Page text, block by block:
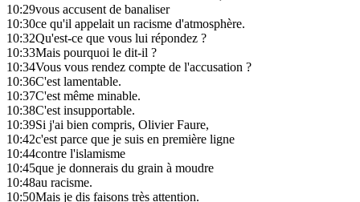
10:29vous accusent de banaliser
10:30ce qu'il appelait un racisme d'atmosphère.
10:32Qu'est-ce que vous lui répondez ?
10:33Mais pourquoi le dit-il ?
10:34Vous vous rendez compte de l'accusation ?
10:36C'est lamentable.
10:37C'est même minable.
10:38C'est insupportable.
10:39Si j'ai bien compris, Olivier Faure,
10:42c'est parce que je suis en première ligne
10:44contre l'islamisme
10:45que je donnerais du grain à moudre
10:48au racisme.
10:50Mais je dis faisons très attention.